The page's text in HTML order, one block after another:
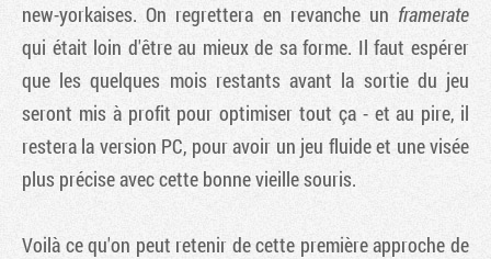
new-yorkaises. On regrettera en revanche un framerate
qui était loin d'être au mieux de sa forme. Il faut espérer
que les quelques mois restants avant la sortie du jeu
seront mis à profit pour optimiser tout ça - et au pire, il
restera la version PC, pour avoir un jeu fluide et une visée
plus précise avec cette bonne vieille souris.
Voilà ce qu'on peut retenir de cette première approche de